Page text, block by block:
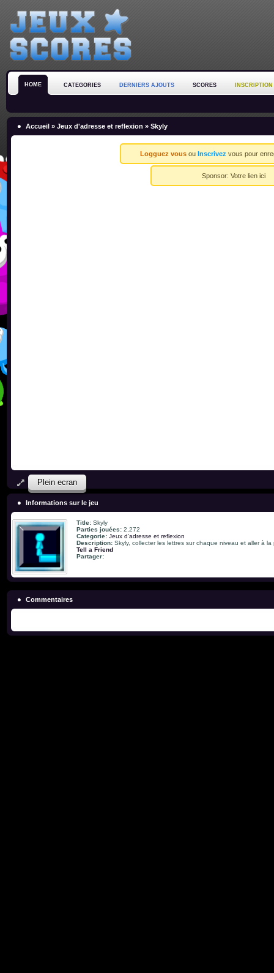
HOME CATEGORIES DERNIERS AJOUTS SCORES INSCRIPTION
Accueil » Jeux d'adresse et reflexion » Skyly
Logguez vousou Inscrivez vous pour
Sponsor: Votre lien ici
Plein ecran
Informations sur le jeu
Title: Skyly
Parties jouées: 2,272
Categorie: Jeux d'adresse et reflexion
Description: Skyly, collecter les lettres sur chaque niveau et aller à la
Tell a Friend
Partager:
Commentaires